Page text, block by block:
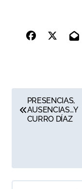
a
g
PRESENCIAS,
AUSENCIAS…Y
CURRO DÍAZ